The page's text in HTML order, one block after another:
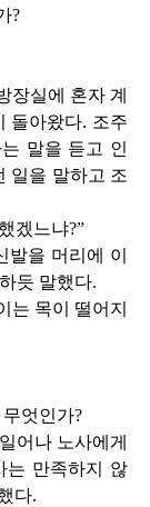
?
장실에 혼자 계
돌아왔다. 조주
말을 듣고 인
일을 말하고 조
겠느냐?”
을 머리에 이
듯 말했다.
는 목이 떨어지
엇인가?
어나 노사에게
는 만족하지 않
다.